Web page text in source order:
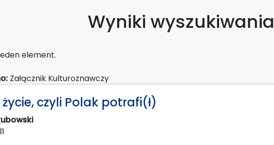
Wyniki wyszukiwania
element.
Załącznik Kulturoznawczy
czyli Polak potrafi(ł)